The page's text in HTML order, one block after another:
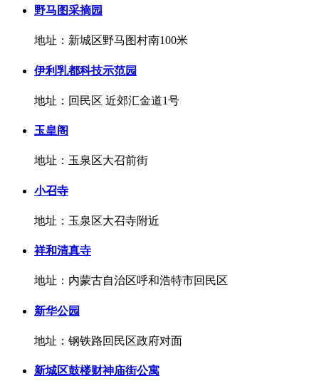
野马图采摘园
地址：新城区野马图村南100米
伊利乳都科技示范园
地址：回民区 近郊汇金道1号
玉皇阁
地址：玉泉区大召前街
小召寺
地址：玉泉区大召寺附近
祥和清真寺
地址：内蒙古自治区呼和浩特市回民区
新华公园
地址：钢铁路回民区政府对面
新城区鼓楼财神庙街公寓